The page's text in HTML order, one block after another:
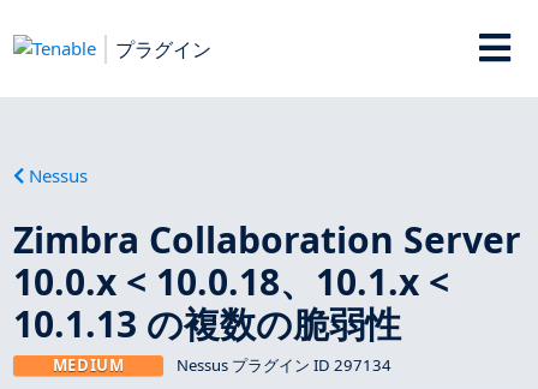
プラグイン
Nessus
Zimbra Collaboration Server
10.0.x < 10.0.18、10.1.x <
10.1.13 の複数の脆弱性
MEDIUM Nessus プラグイン ID 297134